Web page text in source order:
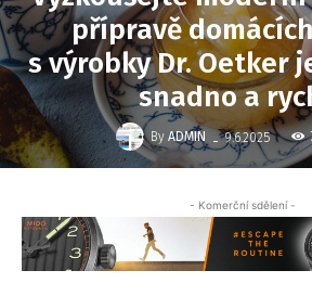
přípravě
s výrobky Dr. Oetker
snadno a
By ADMIN - 9.6.2025
- Komerční sdělení -